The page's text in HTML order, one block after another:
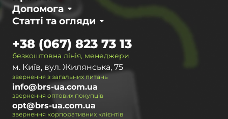
Статті та огляди
Допомога
безкоштовна лінія, менеджери
+38 (067) 823 73 13
м. Київ, вул. Жилянська, 75
звернення з загальних питань
info@brs-ua.com.ua
звернення оптових покупців
opt@brs-ua.com.ua
звернення корпоративних клієнтів